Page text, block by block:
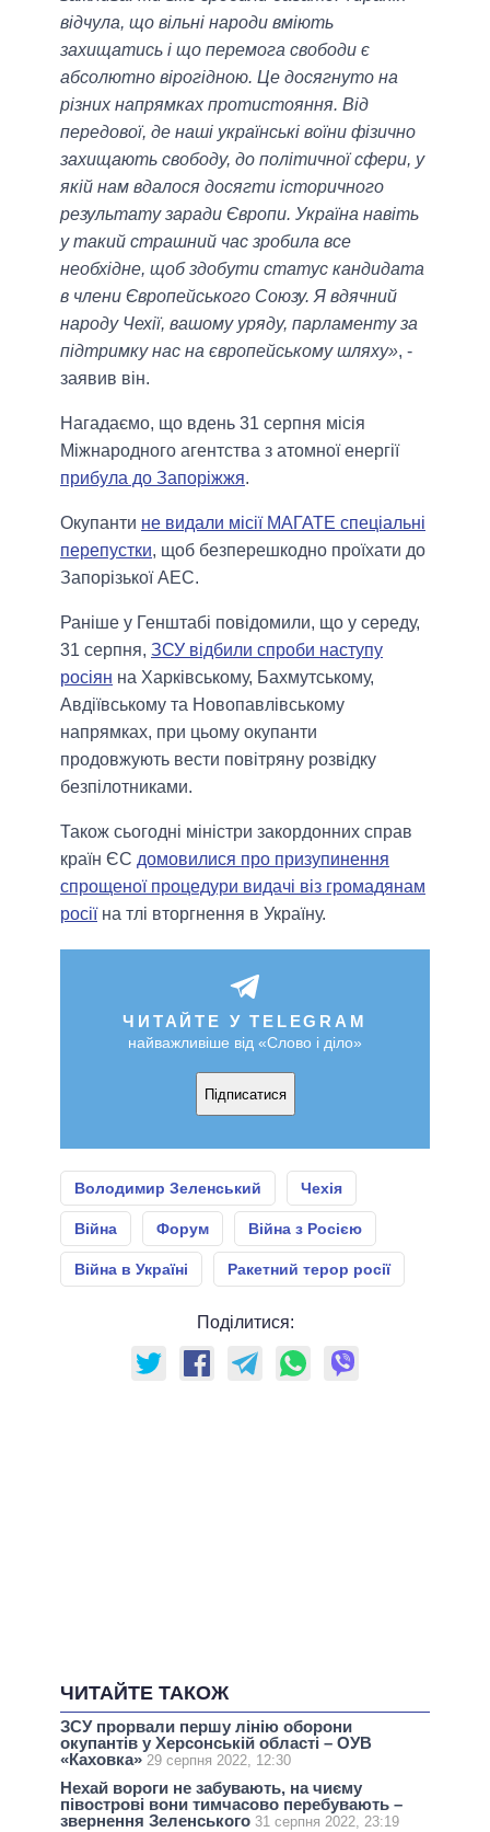
відчула, що вільні народи вміють
захищатись і що перемога свободи є
абсолютно вірогідною. Це досягнуто на
різних напрямках протистояння. Від
передової, де наші українські воїни фізично
захищають свободу, до політичної сфери, у
якій нам вдалося досягти історичного
результату заради Європи. Україна навіть
у такий страшний час зробила все
необхідне, щоб здобути статус кандидата
в члени Європейського Союзу. Я вдячний
народу Чехії, вашому уряду, парламенту за
підтримку нас на європейському шляху», -
заявив він.
Нагадаємо, що вдень 31 серпня місія
Міжнародного агентства з атомної енергії
прибула до Запоріжжя.
Окупанти не видали місії МАГАТЕ спеціальні
перепустки, щоб безперешкодно проїхати до
Запорізької АЕС.
Раніше у Генштабі повідомили, що у середу,
31 серпня, ЗСУ відбили спроби наступу
росіян на Харківському, Бахмутському,
Авдіївському та Новопавлівському
напрямках, при цьому окупанти
продовжують вести повітряну розвідку
безпілотниками.
Також сьогодні міністри закордонних справ
країн ЄС домовилися про призупинення
спрощеної процедури видачі віз громадянам
росіїна тлі вторгнення в Україну.
ЧИТАЙТЕ У TELEGRAM
найважливіше від «Слово і діло»
Підписатися
Володимир Зеленський Чехія
Війна Форум Війна з Росією
Війна в Україні Ракетний терор росії
Поділитися:
ЧИТАЙТЕ ТАКОЖ
ЗСУ прорвали першу лінію оборони
окупантів у Херсонській області – ОУВ
«Каховка» 29 серпня 2022, 12:30
Нехай вороги не забувають, на чиєму
півострові вони тимчасово перебувають –
звернення Зеленського 31 серпня 2022, 23:19